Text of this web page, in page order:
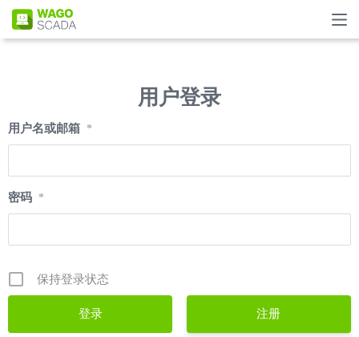
用户登录
用户名或邮箱 *
密码 *
保持登录状态
注册